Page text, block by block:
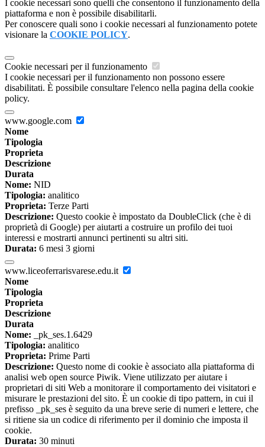
I cookie necessari sono quelli che consentono il funzionamento della
piattaforma e non è possibile disabilitarli.
Per conoscere quali sono i cookie necessari al funzionamento potete
visionare la COOKIE POLICY.
Cookie necessari per il funzionamento
I cookie necessari per il funzionamento non possono essere
disabilitati. È possibile consultare l'elenco nella pagina della cookie
policy.
www.google.com
Nome
Tipologia
Proprieta
Descrizione
Durata
Nome: NID
Tipologia: analitico
Proprieta: Terze Parti
Descrizione: Questo cookie è impostato da DoubleClick (che è di
proprietà di Google) per aiutarti a costruire un profilo dei tuoi
interessi e mostrarti annunci pertinenti su altri siti.
Durata: 6 mesi 3 giorni
www.liceoferrarisvarese.edu.it
Nome
Tipologia
Proprieta
Descrizione
Durata
Nome: _pk_ses.1.6429
Tipologia: analitico
Proprieta: Prime Parti
Descrizione: Questo nome di cookie è associato alla piattaforma di
analisi web open source Piwik. Viene utilizzato per aiutare i
proprietari di siti Web a monitorare il comportamento dei visitatori e
misurare le prestazioni del sito. È un cookie di tipo pattern, in cui il
prefisso _pk_ses è seguito da una breve serie di numeri e lettere, che
si ritiene sia un codice di riferimento per il dominio che imposta il
cookie.
Durata: 30 minuti